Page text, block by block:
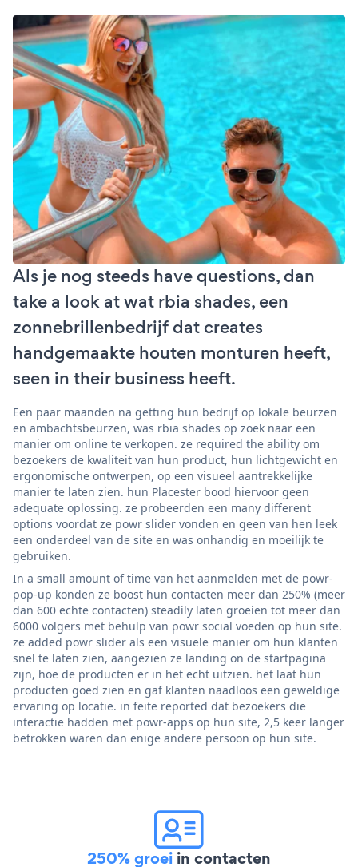
Als je nog steeds have questions, dan
take a look at wat rbia shades, een
zonnebrillenbedrijf dat creates
handgemaakte houten monturen heeft,
seen in their business heeft.
Een paar maanden na getting hun bedrijf op lokale beurzen
en ambachtsbeurzen, was rbia shades op zoek naar een
manier om online te verkopen. ze required the ability om
bezoekers de kwaliteit van hun product, hun lichtgewicht en
ergonomische ontwerpen, op een visueel aantrekkelijke
manier te laten zien. hun Placester bood hiervoor geen
adequate oplossing. ze probeerden een many different
options voordat ze powr slider vonden en geen van hen leek
een onderdeel van de site en was onhandig en moeilijk te
gebruiken.
In a small amount of time van het aanmelden met de powr-
pop-up konden ze boost hun contacten meer dan 250% (meer
dan 600 echte contacten) steadily laten groeien tot meer dan
6000 volgers met behulp van powr social voeden op hun site.
ze added powr slider als een visuele manier om hun klanten
snel te laten zien, aangezien ze landing on de startpagina
zijn, hoe de producten er in het echt uitzien. het laat hun
producten goed zien en gaf klanten naadloos een geweldige
ervaring op locatie. in feite reported dat bezoekers die
interactie hadden met powr-apps op hun site, 2,5 keer langer
betrokken waren dan enige andere persoon op hun site.
250% groei in contacten